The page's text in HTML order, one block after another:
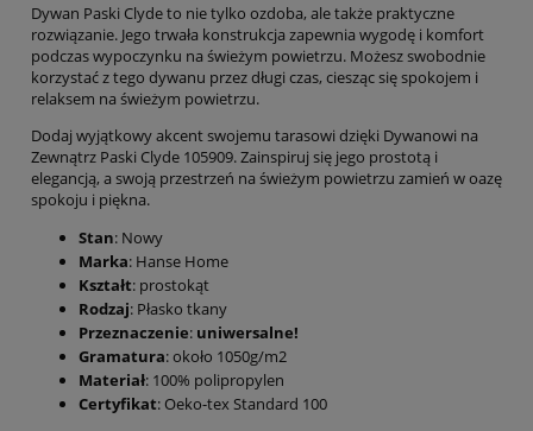
Dywan Paski Clyde to nie tylko ozdoba, ale także praktyczne
rozwiązanie. Jego trwała konstrukcja zapewnia wygodę i komfort
podczas wypoczynku na świeżym powietrzu. Możesz swobodnie
korzystać z tego dywanu przez długi czas, ciesząc się spokojem i
relaksem na świeżym powietrzu.
Dodaj wyjątkowy akcent swojemu tarasowi dzięki Dywanowi na
Zewnątrz Paski Clyde 105909. Zainspiruj się jego prostotą i
elegancją, a swoją przestrzeń na świeżym powietrzu zamień w oazę
spokoju i piękna.
Stan: Nowy
Marka: Hanse Home
Kształt: prostokąt
Rodzaj: Płasko tkany
Przeznaczenie: uniwersalne!
Gramatura: około 1050g/m2
Materiał: 100% polipropylen
Certyfikat: Oeko-tex Standard 100